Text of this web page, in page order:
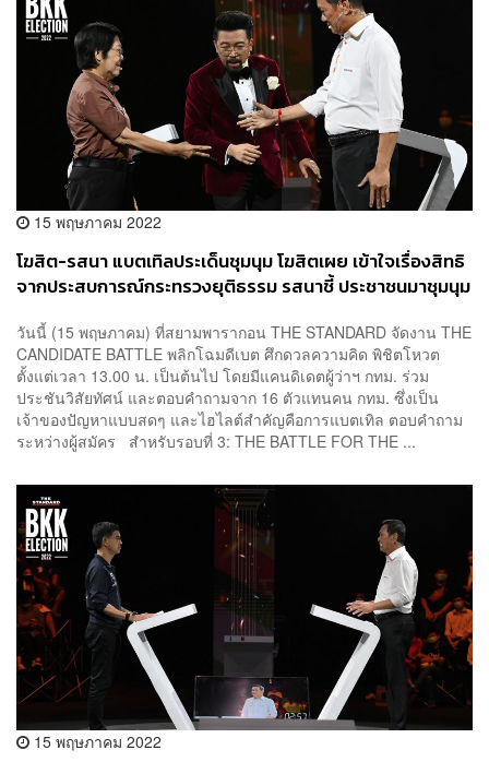
15 พฤษภาคม 2022
โฆสิต-รสนา แบตเทิลประเด็นชุมนุม โฆสิตเผย เข้าใจเรื่องสิทธิ
จากประสบการณ์กระทรวงยุติธรรม รสนาชี้ ประชาชนมาชุมนุม
วันนี้ (15 พฤษภาคม) ที่สยามพารากอน THE STANDARD จัดงาน THE
CANDIDATE BATTLE พลิกโฉมดีเบต ศึกดวลความคิด พิชิตโหวต
ตั้งแต่เวลา 13.00 น. เป็นต้นไป โดยมีแคนดิเดตผู้ว่าฯ กทม. ร่วม
ประชันวิสัยทัศน์ และตอบคำถามจาก 16 ตัวแทนคน กทม. ซึ่งเป็น
เจ้าของปัญหาแบบสดๆ และไฮไลต์สำคัญคือการแบตเทิล ตอบคำถาม
ระหว่างผู้สมัคร สำหรับรอบที่ 3: THE BATTLE FOR THE ...
15 พฤษภาคม 2022